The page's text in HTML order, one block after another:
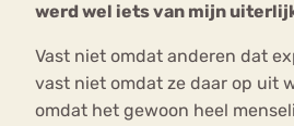
werd wel iets van mijn
Vast niet omdat anderen dat
vast niet omdat ze daar op uit
omdat het gewoon heel